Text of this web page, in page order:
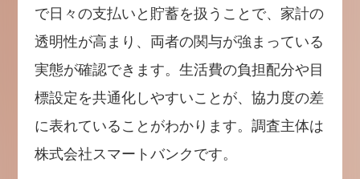
で日々の支払いと貯蓄を扱うことで、家計の
透明性が高まり、両者の関与が強まっている
実態が確認できます。生活費の負担配分や目
標設定を共通化しやすいことが、協力度の差
に表れていることがわかります。調査主体は
株式会社スマートバンクです。